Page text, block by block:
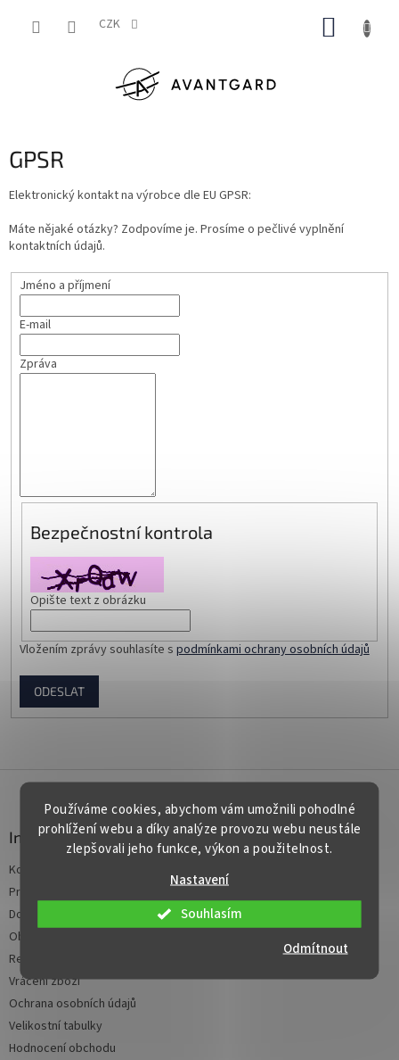
Používáme cookies, abychom vám umožnili pohodlné
prohlížení webu a díky analýze provozu webu neustále
zlepšovali jeho funkce, výkon a použitelnost.
Nastavení
Odmítnout
Souhlasím
CZK
GPSR
Elektronický kontakt na výrobce dle EU GPSR:
Máte nějaké otázky? Zodpovíme je. Prosíme o pečlivé vyplnění
kontaktních údajů.
Jméno a příjmení
E-mail
Zpráva
Bezpečnostní kontrola
Opište text z obrázku
Vložením zprávy souhlasíte s podmínkami ochrany osobních údajů
ODESLAT
Informace
Kontaktní údaje
Pravidla jednoduše
Doprava a platba
Obchodní podmínky
Reklamace
Vrácení zboží
Ochrana osobních údajů
Velikostní tabulky
Hodnocení obchodu